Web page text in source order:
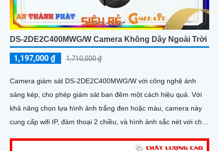
DS-2DE2C400MWG/W Camera Không Dây Ngoài Trời
1,197,000 ₫ 1,710,000 ₫
Camera giám sát DS-2DE2C400MWG/W với công nghệ ánh
sáng kép, cho phép giám sát ban đêm một cách hiệu quả. Với
khả năng chọn lựa hình ảnh trắng đen hoặc màu, camera này
cung cấp wifi IP, đàm thoại 2 chiều, và hình ảnh sắc nét với chip